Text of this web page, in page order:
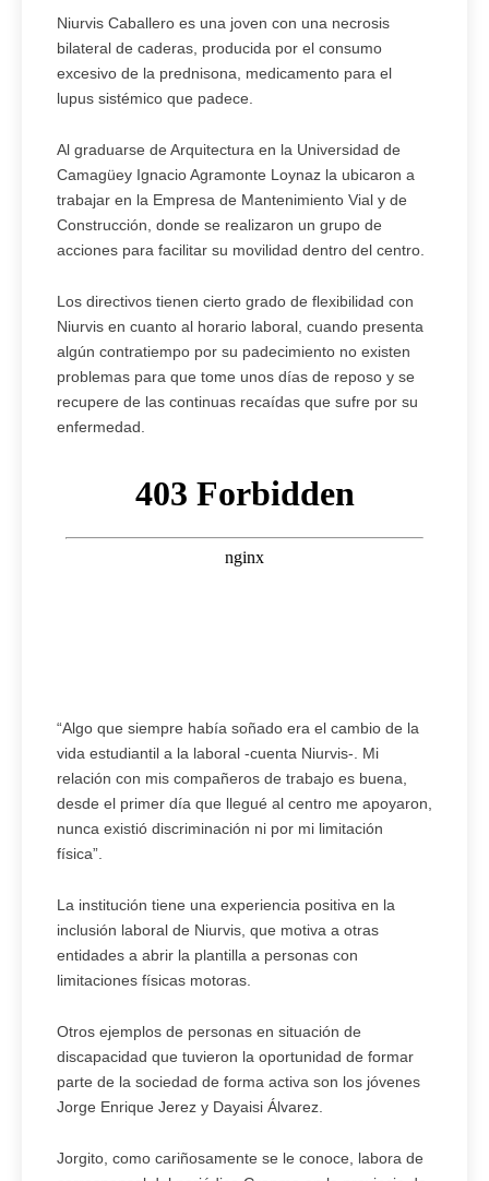
Niurvis Caballero es una joven con una necrosis
bilateral de caderas, producida por el consumo
excesivo de la prednisona, medicamento para el
lupus sistémico que padece.
Al graduarse de Arquitectura en la Universidad de
Camagüey Ignacio Agramonte Loynaz la ubicaron a
trabajar en la Empresa de Mantenimiento Vial y de
Construcción, donde se realizaron un grupo de
acciones para facilitar su movilidad dentro del centro.
Los directivos tienen cierto grado de flexibilidad con
Niurvis en cuanto al horario laboral, cuando presenta
algún contratiempo por su padecimiento no existen
problemas para que tome unos días de reposo y se
recupere de las continuas recaídas que sufre por su
enfermedad.
“Algo que siempre había soñado era el cambio de la
vida estudiantil a la laboral -cuenta Niurvis-. Mi
relación con mis compañeros de trabajo es buena,
desde el primer día que llegué al centro me apoyaron,
nunca existió discriminación ni por mi limitación
física”.
La institución tiene una experiencia positiva en la
inclusión laboral de Niurvis, que motiva a otras
entidades a abrir la plantilla a personas con
limitaciones físicas motoras.
Otros ejemplos de personas en situación de
discapacidad que tuvieron la oportunidad de formar
parte de la sociedad de forma activa son los jóvenes
Jorge Enrique Jerez y Dayaisi Álvarez.
Jorgito, como cariñosamente se le conoce, labora de